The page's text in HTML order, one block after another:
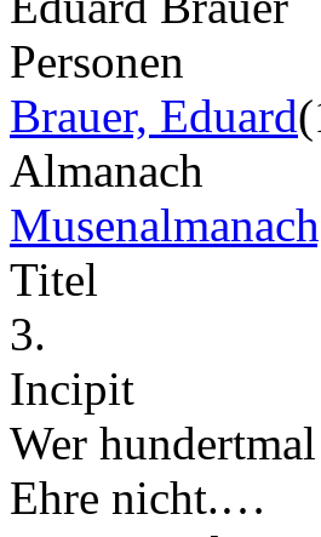
Personen
Brauer, Eduard
Almanach
Titel
3.
Incipit
Wer
Ehre nicht.…